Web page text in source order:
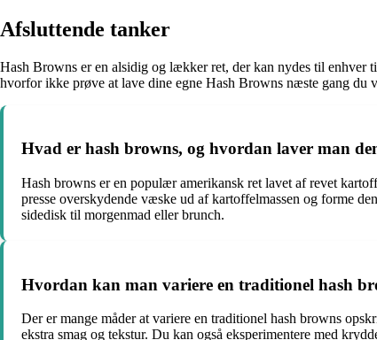
Afsluttende tanker
Hash Browns er en alsidig og lækker ret, der kan nydes til enhver
hvorfor ikke prøve at lave dine egne Hash Browns næste gang
Hvad er hash browns, og hvordan laver man
Hash browns er en populær amerikansk ret lavet af revet
presse overskydende væske ud af kartoffelmassen og forme
sidedisk til morgenmad eller brunch.
Hvordan kan man variere en traditionel hash
Der er mange måder at variere en traditionel hash browns
ekstra smag og tekstur. Du kan også eksperimentere med